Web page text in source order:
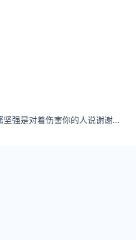
小星酱坚强是对着伤害你的人说谢谢你给我的一切